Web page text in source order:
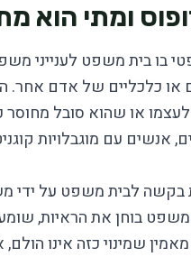
ומתי הוא
בו בית משפט לענייני
או כלכליים של אדם
או שהוא סובל
אנשים עם מוגבלויות
לבית משפט על ידי
בוחן את הראיות, שומע
שמינוי כזה אינו הולם,